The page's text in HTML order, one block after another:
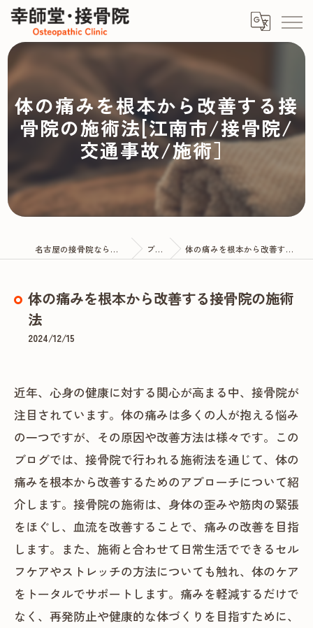
体の痛みを根本から改善する接
骨院の施術法[江南市/接骨院/
交通事故/施術］
名古屋の接骨院なら幸師堂・接骨院 ブログ 体の痛みを根本から改善する接骨院の施術法
体の痛みを根本から改善する接骨院の施術
法
2024/12/15
近年、心身の健康に対する関心が高まる中、接骨院が
注目されています。体の痛みは多くの人が抱える悩み
の一つですが、その原因や改善方法は様々です。この
ブログでは、接骨院で行われる施術法を通じて、体の
痛みを根本から改善するためのアプローチについて紹
介します。接骨院の施術は、身体の歪みや筋肉の緊張
をほぐし、血流を改善することで、痛みの改善を目指
します。また、施術と合わせて日常生活でできるセル
フケアやストレッチの方法についても触れ、体のケア
をトータルでサポートします。痛みを軽減するだけで
なく、再発防止や健康的な体づくりを目指すために、